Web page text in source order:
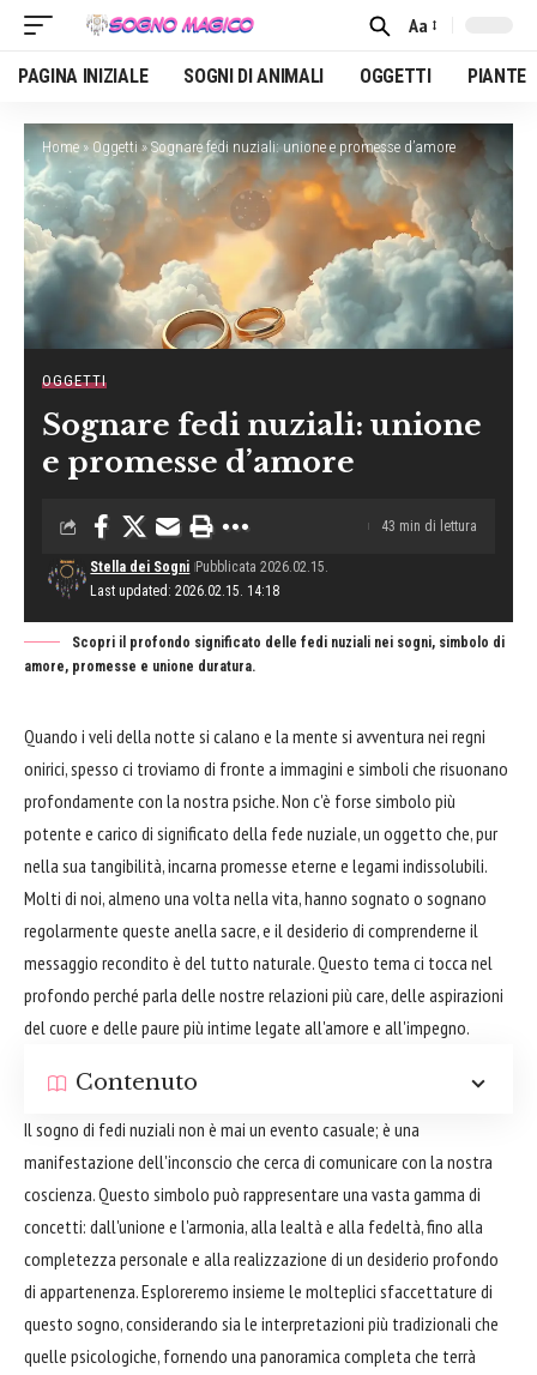
Font
Resizer
Aa
PAGINA INIZIALE SOGNI DI ANIMALI OGGETTI PIANTE
Home » Oggetti» Sognare fedi nuziali: unione e promesse d’amore
OGGETTI
Sognare fedi nuziali: unione
e promesse d’amore
Last updated: 2026.02.15. 14:18
Stella dei Sogni Pubblicata 2026.02.15.
43 min di lettura
Scopri il profondo significato delle fedi nuziali nei sogni, simbolo di
amore, promesse e unione duratura.
Quando i veli della notte si calano e la mente si avventura nei regni
onirici, spesso ci troviamo di fronte a immagini e simboli che risuonano
profondamente con la nostra psiche. Non c'è forse simbolo più
potente e carico di significato della fede nuziale, un oggetto che, pur
nella sua tangibilità, incarna promesse eterne e legami indissolubili.
Molti di noi, almeno una volta nella vita, hanno sognato o sognano
regolarmente queste anella sacre, e il desiderio di comprenderne il
messaggio recondito è del tutto naturale. Questo tema ci tocca nel
profondo perché parla delle nostre relazioni più care, delle aspirazioni
del cuore e delle paure più intime legate all'amore e all'impegno.
Contenuto
Il sogno di fedi nuziali non è mai un evento casuale; è una
manifestazione dell'inconscio che cerca di comunicare con la nostra
coscienza. Questo simbolo può rappresentare una vasta gamma di
concetti: dall'unione e l'armonia, alla lealtà e alla fedeltà, fino alla
completezza personale e alla realizzazione di un desiderio profondo
di appartenenza. Esploreremo insieme le molteplici sfaccettature di
questo sogno, considerando sia le interpretazioni più tradizionali che
quelle psicologiche, fornendo una panoramica completa che terrà